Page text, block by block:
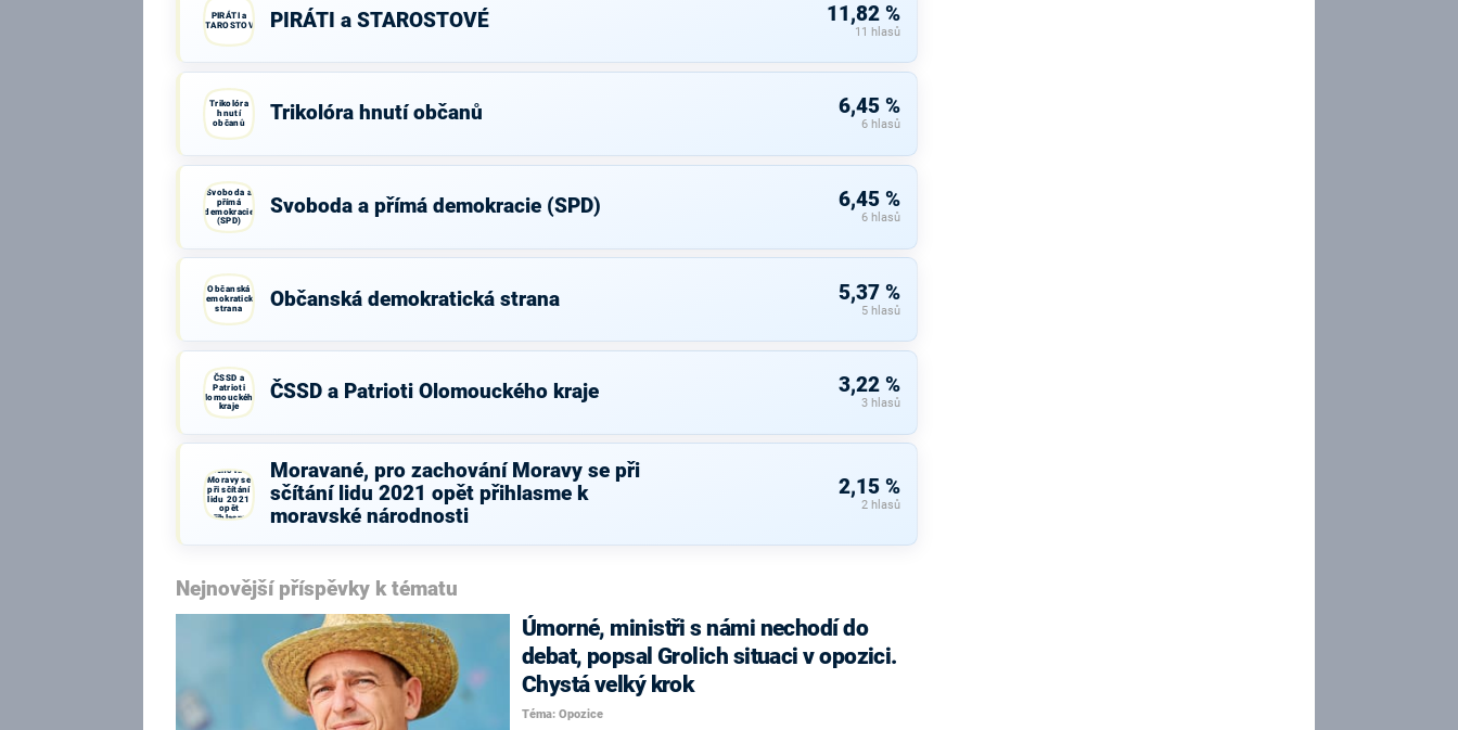
PIRÁTI a
STAROSTOVÉ
PIRÁTI a STAROSTOVÉ 11,82 %
11 hlasů
Trikolóra
hnutí
občanů
Trikolóra hnutí občanů 6,45 %
6 hlasů
Svoboda a
přímá
demokracie
(SPD)
Svoboda a přímá demokracie (SPD) 6,45 %
6 hlasů
Občanská
demokratická
strana
Občanská demokratická strana 5,37 %
5 hlasů
ČSSD a
Patrioti
Olomouckého
kraje
ČSSD a Patrioti Olomouckého kraje 3,22 %
3 hlasů
zachování
Moravy se
při sčítání
lidu 2021
opět
přihlasme
Moravané, pro zachování Moravy se při
sčítání lidu 2021 opět přihlasme k
moravské národnosti
2,15 %
2 hlasů
Nejnovější příspěvky k tématu
Úmorné, ministři s námi nechodí do
debat, popsal Grolich situaci v opozici.
Chystá velký krok
Téma: Opozice